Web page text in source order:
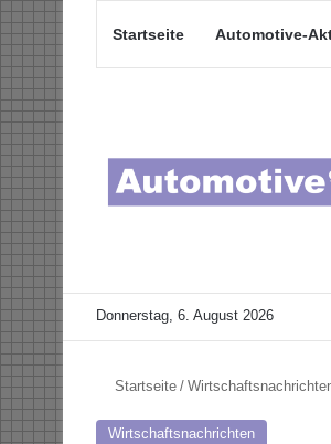
Startseite Automotive-
Donnerstag, 6. August 2026
Startseite /
Wirtschaftsnachrichten